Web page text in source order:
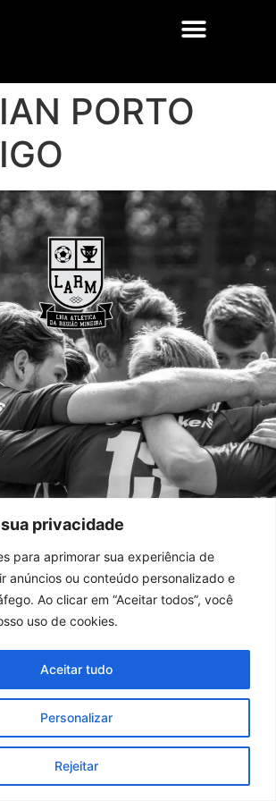
privacidade
para aprimorar sua experiência de
anúncios ou conteúdo personalizado e
Ao clicar em “Aceitar todos”, você
uso de cookies.
Personalizar
Rejeitar
Aceitar tudo
PORTO